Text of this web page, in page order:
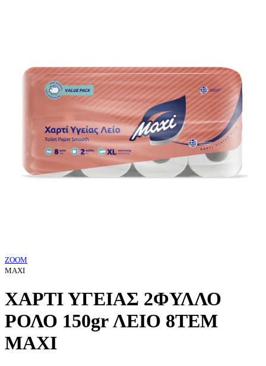
ZOOM
MAXI
ΧΑΡΤΙ ΥΓΕΙΑΣ 2ΦΥΛΛΟ
ΡΟΛΟ 150gr ΛΕΙΟ 8ΤΕΜ
MAXI